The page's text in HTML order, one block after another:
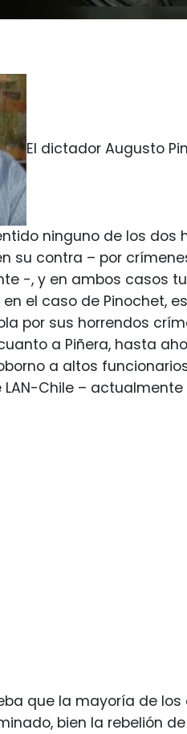
El dictador Augusto
ninguno de los
su contra – por
-, y en ambos casos
en el caso de Pinochet,
por sus horrendos
a Piñera, hasta
a altos
Chile – actualmente
que la mayoría de
bien la rebelión